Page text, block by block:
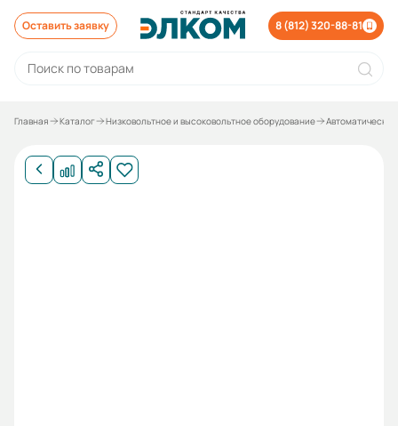
Оставить заявку 8 (812) 320-88-81
Главная Каталог Низковольтное и высоковольтное оборудование